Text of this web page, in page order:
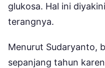
glukosa. Hal ini
terangnya.
Menurut Sudaryanto,
sepanjang tahun